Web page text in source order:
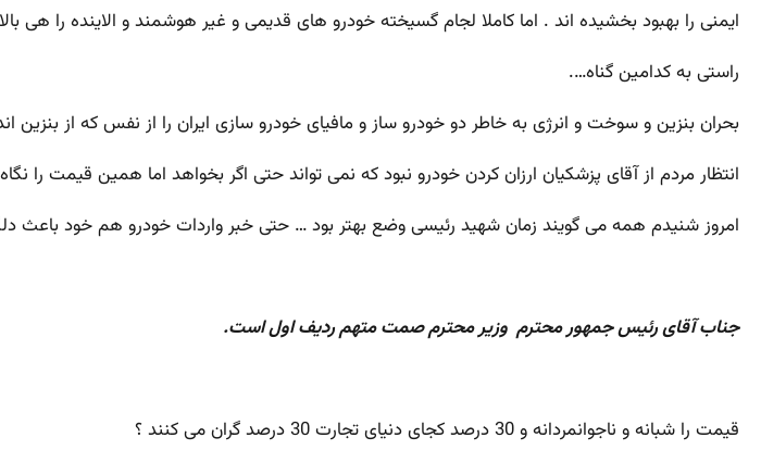
ایمنی را بهبود بخشیده اند . اما کاملا لجام گسیخته خودرو های قدیمی و غیر هوشمند و الاینده را هی بالا
راستی به کدامین گناه….
بحران بنزین و سوخت و انرژی به خاطر دو خودرو ساز و مافیای خودرو سازی ایران را از نفس که از بنزین
انتظار مردم از آقای پزشکیان ارزان کردن خودرو نبود که نمی تواند حتی اگر بخواهد اما همین قیمت را
امروز شنیدم همه می گویند زمان شهید رئیسی وضع بهتر بود … حتی خبر واردات خودرو هم خود باعث
جناب آقای رئیس جمهور محترم وزیر محترم صمت متهم ردیف اول است.
قیمت را شبانه و ناجوانمردانه و 30 درصد کجای دنیای تجارت 30 درصد گران می کنند ؟